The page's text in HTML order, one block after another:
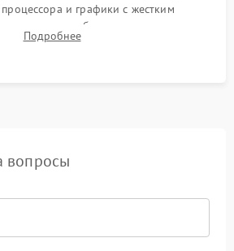
процессора и графики с жестким
во избежание троттлинга.
Fi, Bluetooth, звука и всех внешних
Подробнее
вопросы